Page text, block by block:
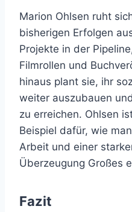
Marion Ohlsen ruht
bisherigen Erfolgen
Projekte in der
Filmrollen und
hinaus plant sie, ihr
weiter auszubauen
zu erreichen. Ohlsen
Beispiel dafür, wie
Arbeit und einer
Überzeugung Großes
Fazit